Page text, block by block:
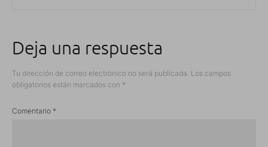
Deja una respuesta
Tu dirección de correo electrónico no será publicada. Los campos
obligatorios están marcados con *
Comentario *